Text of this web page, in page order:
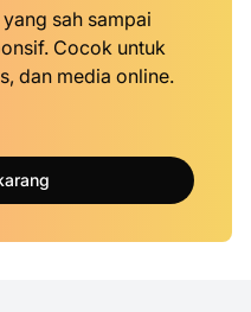
sah sampai
Cocok untuk
dan media online.